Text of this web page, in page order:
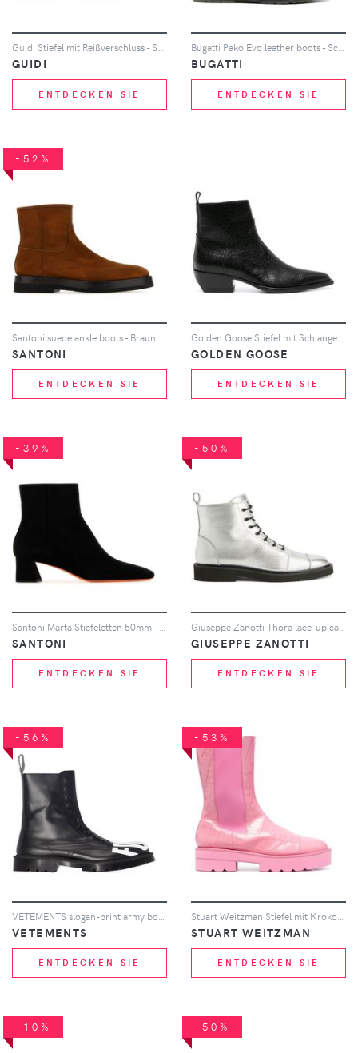
Guidi Stiefel mit Reißverschluss - Schwarz
GUIDI
ENTDECKEN SIE
Bugatti Pako Evo leather boots - Schwarz
BUGATTI
ENTDECKEN SIE
-52%
Santoni suede ankle boots - Braun
SANTONI
ENTDECKEN SIE
GOLDEN GOOSE
ENTDECKEN SIE
-39%
SANTONI
ENTDECKEN SIE
-50%
GIUSEPPE ZANOTTI
ENTDECKEN SIE
-56%
VETEMENTS
ENTDECKEN SIE
-53%
STUART WEITZMAN
ENTDECKEN SIE
-10% -50%